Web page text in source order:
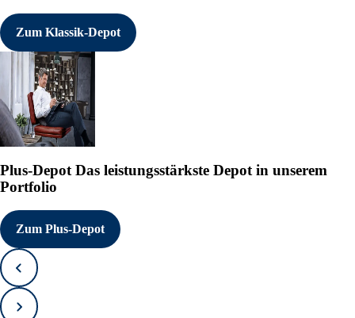
Zum Klassik-Depot
Plus-Depot Das leistungsstärkste Depot in unserem
Portfolio
Zum Plus-Depot
Zurück